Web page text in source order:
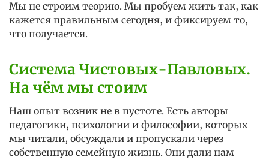
Мы не строим теорию. Мы пробуем жить так, как
кажется правильным сегодня, и фиксируем то,
что получается.
Система Чистовых-Павловых.
На чём мы стоим
Наш опыт возник не в пустоте. Есть авторы
педагогики, психологии и философии, которых
мы читали, обсуждали и пропускали через
собственную семейную жизнь. Они дали нам